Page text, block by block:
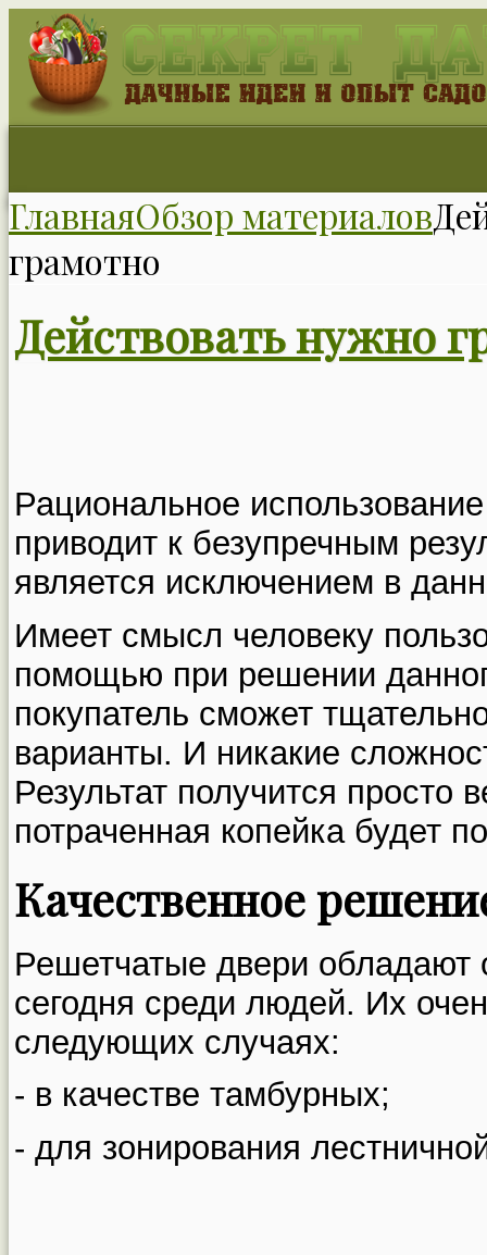
ГлавнаяОбзор материалов
грамотно
Действовать нужно
Рациональное
приводит к безупречным
является исключением в
Имеет смысл человеку
помощью при решении
покупатель сможет
варианты. И никакие
Результат получится
потраченная копейка будет
Качественное
Решетчатые двери обладают
сегодня среди людей. Их
следующих случаях:
- в качестве тамбурных;
- для зонирования